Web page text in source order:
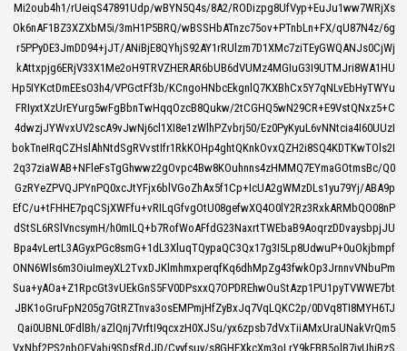
Mi2oub4h1/rUeiqS47891Udp/wBYN5Q4s/8A2/RODizpg8UfVyp+EuJu1ww7WRjXs
Ok6nAF1BZ3XZXbM5i/3mH1P5BRQ/wBSSHbATnzc75ov+PTnbLn+FX/qU87N4z/6g
r5PPyDE3JmDD94+jJT/ANiBjE8QYhjS92AY1rRUlzm7D1XMc7ziTEyGWQANJs0CjWj
kAttxpjg6ERjV33X1Me2oH9TRVZHERAR6bUB6dVUMz4MGIuG3I9UTMJri8WA1HU
Hp5IYKctDmEEsO3h4/VPGctFf3b/KCngoHNbcEkgnlQ7KXBhCx5Y7qNLvEbHyTWYu
FRIyxtXzUrEYurg5wFgBbnTwHqqOzcB8Qukw/2tCGHQ5wN29CR+E9VstQNxz5+C
4dwzjJYWvxUV2scA9vJwNj6cl1XI8e1zWlhPZvbrj50/Ez0PyKyuL6vNNtcia4I60UUzI
bokTneIRqCZHslAhNtdSgRVvstIfr1RkKOHp4ghtQKnkOvxQZH2i8SQ4KDTKwTOls2I
2q37ziaWAB+NFleFsTgGhwwz2gOvpc4Bw8KOuhnns4zHMMQ7EYmaGOtmsBc/Q0
GzRYeZPVQJPYnPQ0xcJtYFjx6blVGoZhAx5f1Cp+IcUA2gWMzDLs1yu79Yj/ABA9p
EfC/u+tFHHE7pqCSjXWFfu+vRILqGfvgOtU08gefwXQ4O0lY2Rz3RxkARMbQO08nP
dStSL6RSlVncsymH/h0mILQ+b7RofWoAFfdG23NaxrtTWEbaB9AoqrzDDvaysbpjJU
Bpa4vLertL3AGyxPGc8smG+1dL3XluqTQypaQC3Qx17g3I5Lp8UdwuP+0uOkjbmpf
ONN6Wls6m3OiuImeyXL2TvxDJKlmhmxperqfKq6dhMpZg43fwkOp3JrnnvVNbuPm
Sua+yAOa+Z1RpcGt3vUEkGnS5FV0DPsxxQ7OPDREhwOuStAzp1PU1pyTVWWE7bt
JBK1oGruFpN205g7GtRZTnva3osEMPmjHfZyBxJq7VqLQKC2p/0DVq8TI8MYH6TJ
Qai0UBNL0FdlBh/aZlQnj7VrftI9qcxzH0XJSu/yx6zpsb7dVxTiiAMxUraUNakVrQm5
VxNbf2PS2nbQEVabi9SDsfRdJD/Cyyfsuy/s8GHEXkcXm3oLrY9kEBB5olB7jyUhjBzS